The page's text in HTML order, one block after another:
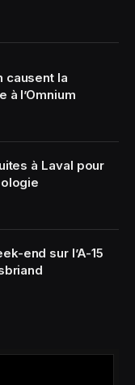
causent la
à l’Omnium
à Laval pour
end sur l’A-15